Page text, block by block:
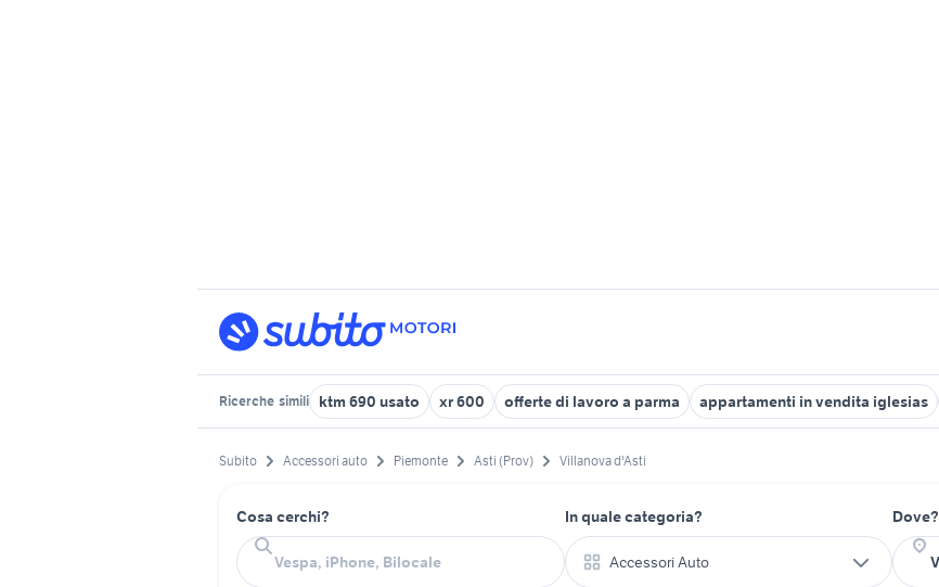
Ricerche simili ktm 690 usato xr 600 offerte di lavoro a parma appartamenti in vendita iglesias
Subito Accessori auto Piemonte Asti (Prov) Villanova d'Asti
Cosa cerchi? In quale categoria?
Accessori Auto
Dove?